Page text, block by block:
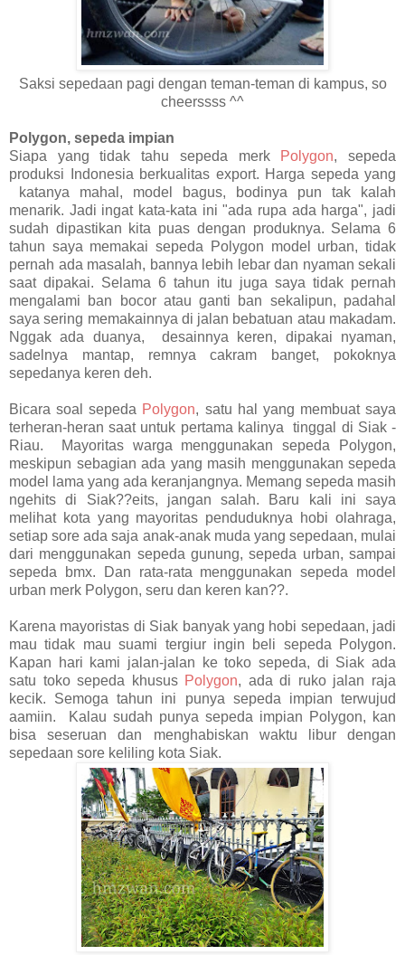
Saksi sepedaan pagi dengan teman-teman di kampus, so
cheerssss ^^
Polygon, sepeda impian
Siapa yang tidak tahu sepeda merk
Polygon, sepeda
produksi Indonesia berkualitas export. Harga sepeda yang
katanya mahal, model bagus, bodinya pun tak kalah
menarik. Jadi ingat kata-kata ini "ada rupa ada harga", jadi
sudah dipastikan kita puas dengan produknya. Selama 6
tahun saya memakai sepeda Polygon model urban, tidak
pernah ada masalah, bannya lebih lebar dan nyaman sekali
saat dipakai. Selama 6 tahun itu juga saya tidak pernah
mengalami ban bocor atau ganti ban sekalipun, padahal
saya sering memakainnya di jalan bebatuan atau makadam.
Nggak ada duanya, desainnya keren, dipakai nyaman,
sadelnya mantap, remnya cakram banget, pokoknya
sepedanya keren deh.
Bicara soal sepeda Polygon, satu hal yang membuat saya
terheran-heran saat untuk pertama kalinya tinggal di Siak -
Riau. Mayoritas warga menggunakan sepeda Polygon,
meskipun sebagian ada yang masih menggunakan sepeda
model lama yang ada keranjangnya. Memang sepeda masih
ngehits di Siak??eits, jangan salah. Baru kali ini saya
melihat kota yang mayoritas penduduknya hobi olahraga,
setiap sore ada saja anak-anak muda yang sepedaan, mulai
dari menggunakan sepeda gunung, sepeda urban, sampai
sepeda bmx. Dan rata-rata menggunakan sepeda model
urban merk Polygon, seru dan keren kan??.
Karena mayoristas di Siak banyak yang hobi sepedaan, jadi
mau tidak mau suami tergiur ingin beli sepeda Polygon.
Kapan hari kami jalan-jalan ke toko sepeda, di Siak ada
satu toko sepeda khusus Polygon, ada di ruko jalan raja
kecik. Semoga tahun ini punya sepeda impian terwujud
aamiin. Kalau sudah punya sepeda impian Polygon, kan
bisa seseruan dan menghabiskan waktu libur dengan
sepedaan sore keliling kota Siak.